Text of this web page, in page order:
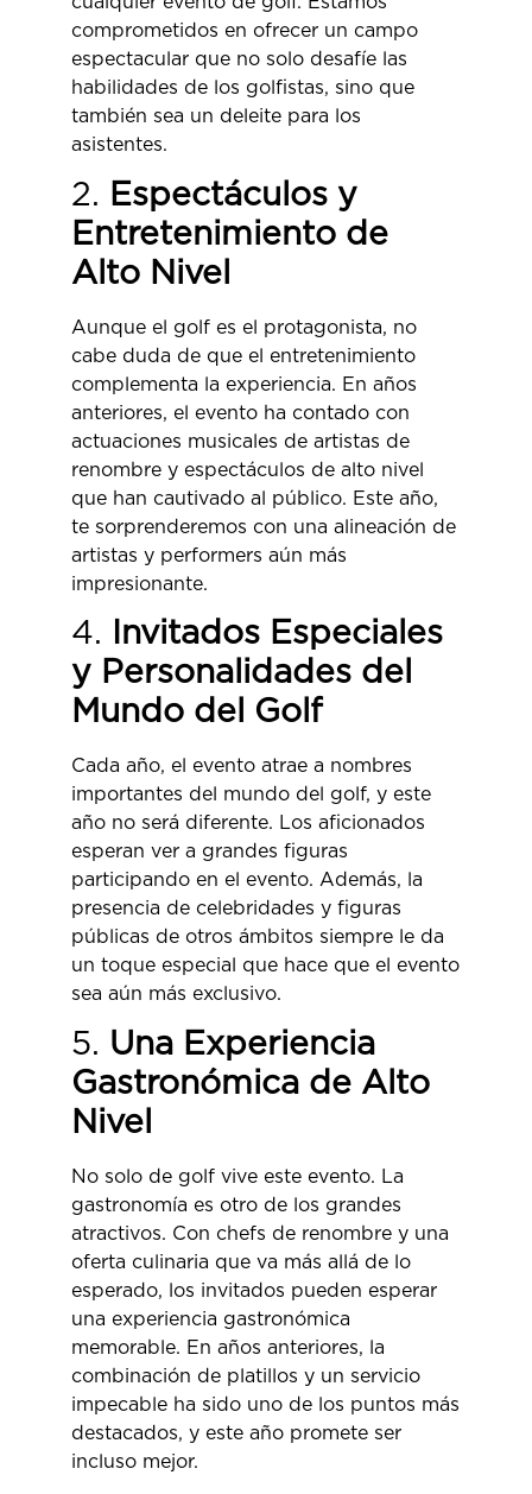
comprometidos en ofrecer un campo
espectacular que no solo desafíe las
habilidades de los golfistas, sino que
también sea un deleite para los
asistentes.
2. Espectáculos y
Entretenimiento de
Alto Nivel
Aunque el golf es el protagonista, no
cabe duda de que el entretenimiento
complementa la experiencia. En años
anteriores, el evento ha contado con
actuaciones musicales de artistas de
renombre y espectáculos de alto nivel
que han cautivado al público. Este año,
te sorprenderemos con una alineación de
artistas y performers aún más
impresionante.
4.
Invitados Especiales
y Personalidades del
Mundo del Golf
Cada año, el evento atrae a nombres
importantes del mundo del golf, y este
año no será diferente. Los aficionados
esperan ver a grandes figuras
participando en el evento. Además, la
presencia de celebridades y figuras
públicas de otros ámbitos siempre le da
un toque especial que hace que el evento
sea aún más exclusivo.
5. Una Experiencia
Gastronómica de Alto
Nivel
No solo de golf vive este evento. La
gastronomía es otro de los grandes
atractivos. Con chefs de renombre y una
oferta culinaria que va más allá de lo
esperado, los invitados pueden esperar
una experiencia gastronómica
memorable. En años anteriores, la
combinación de platillos y un servicio
impecable ha sido uno de los puntos más
destacados, y este año promete ser
incluso mejor.